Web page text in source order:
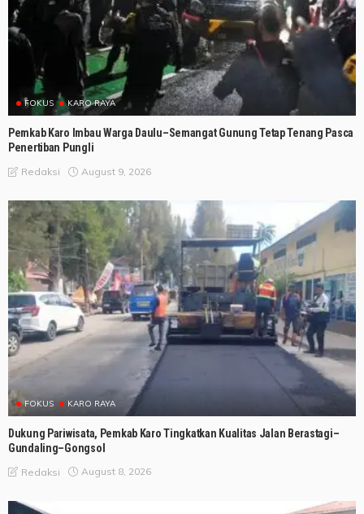
FOKUS KARO RAYA
Pemkab Karo Imbau Warga Daulu–Semangat Gunung Tetap Tenang Pasca
Penertiban Pungli
Redaksi August 9, 2026
FOKUS KARO RAYA
Dukung Pariwisata, Pemkab Karo Tingkatkan Kualitas Jalan Berastagi–
Gundaling–Gongsol
Redaksi August 8, 2026